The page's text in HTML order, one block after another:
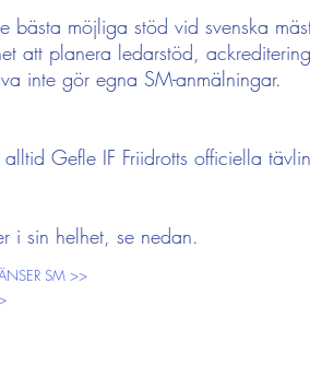
bästa möjliga stöd vid svenska
att planera ledarstöd,
inte gör egna SM-anmälningar.
Gefle IF Friidrotts officiella
i sin helhet, se nedan.​​
SM >>